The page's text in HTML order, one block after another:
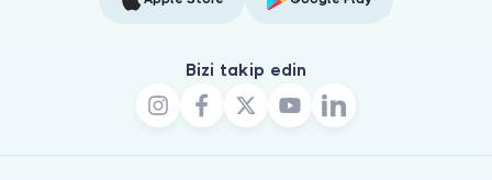
Bizi takip edin